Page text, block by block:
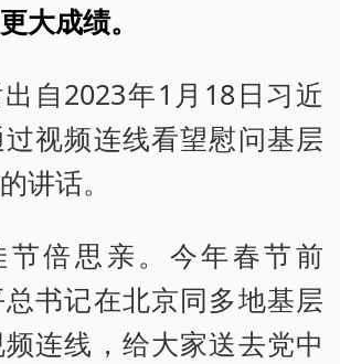
大成绩。
自2023年1月18日习近
视频连线看望慰问基层
讲话。
节倍思亲。今年春节前
书记在北京同多地基层
连线，给大家送去党中